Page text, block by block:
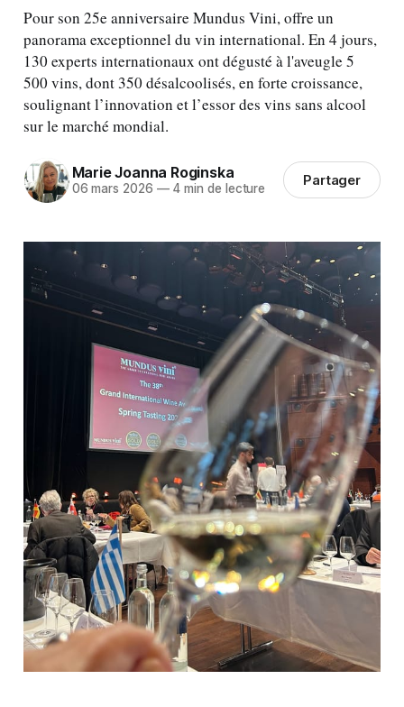
Pour son 25e anniversaire Mundus Vini, offre un
panorama exceptionnel du vin international. En 4 jours,
130 experts internationaux ont dégusté à l'aveugle 5
500 vins, dont 350 désalcoolisés, en forte croissance,
soulignant l’innovation et l’essor des vins sans alcool
sur le marché mondial.
Marie Joanna Roginska
06 mars 2026 —4 min de lecture Partager